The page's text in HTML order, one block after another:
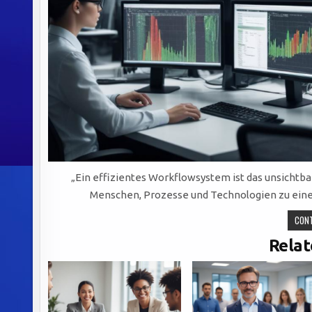
„Ein effizientes Workflowsystem ist das
Menschen, Prozesse und Technologien zu